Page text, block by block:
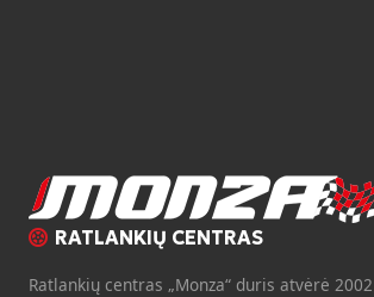
RATLANKIŲ CENTRAS
Ratlankių centras „Monza“ duris atvėrė